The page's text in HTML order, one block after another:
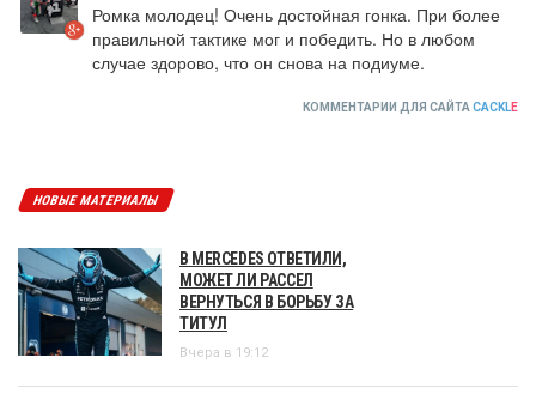
Ромка молодец! Очень достойная гонка. При более
правильной тактике мог и победить. Но в любом
случае здорово, что он снова на подиуме.
КОММЕНТАРИИ ДЛЯ САЙТА CACKLE
НОВЫЕ МАТЕРИАЛЫ
В MERCEDES ОТВЕТИЛИ,
МОЖЕТ ЛИ РАССЕЛ
ВЕРНУТЬСЯ В БОРЬБУ ЗА
ТИТУЛ
Вчера в 19:12